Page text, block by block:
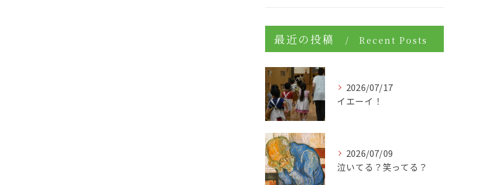
最近の投稿 Recent Posts
2026/07/17
イエーイ！
2026/07/09
泣いてる？笑ってる？